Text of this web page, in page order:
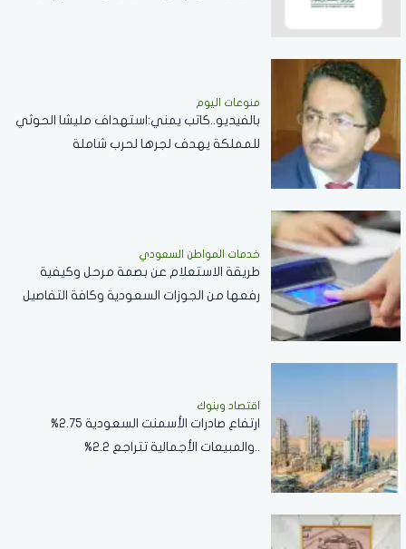
منوعات اليوم
بالفيديو..كاتب يمني:استهداف مليشا الحوثي
للمملكة يهدف لجرها لحرب شاملة
خدمات المواطن السعودي
طريقة الاستعلام عن بصمة مرحل وكيفية
رفعها من الجوزات السعودية وكافة التفاصيل
اقتصاد وبنوك
ارتفاع صادرات الأسمنت السعودية 2.75%
..والمبيعات الأجمالية تتراجع 2.2%